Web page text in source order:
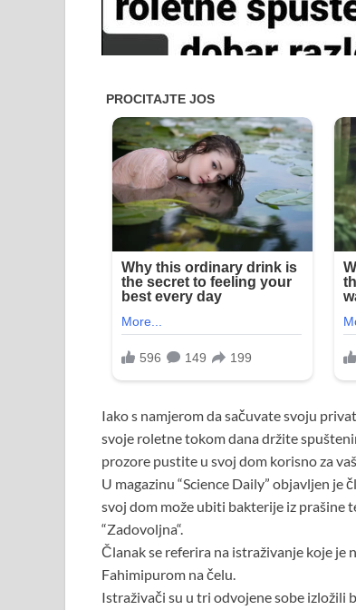
Iako s namjerom da sačuvate svoju
svoje roletne tokom dana držite
prozore pustite u svoj dom korisno za
U magazinu “Science Daily” objavljen
svoj dom može ubiti bakterije iz prašine
“Zadovoljna“.
Članak se referira na istraživanje koje
Fahimipurom na čelu.
Istraživači su u tri odvojene sobe izložili